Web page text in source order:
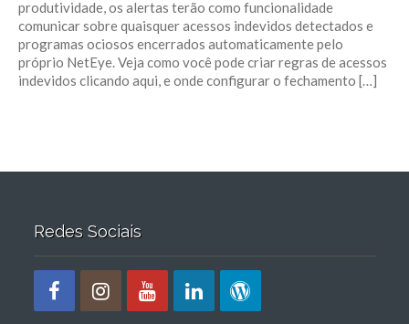
produtividade, os alertas terão como funcionalidade
comunicar sobre quaisquer acessos indevidos detectados e
programas ociosos encerrados automaticamente pelo
próprio NetEye. Veja como você pode criar regras de acessos
indevidos clicando aqui, e onde configurar o fechamento […]
Redes Sociais